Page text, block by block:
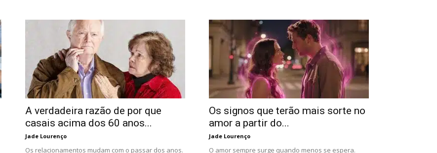
A verdadeira razão de por que
casais acima dos 60 anos...
Jade Lourenço
Os relacionamentos mudam com o passar dos anos.
Os signos que terão mais sorte no
amor a partir do...
Jade Lourenço
O amor sempre surge quando menos se espera.